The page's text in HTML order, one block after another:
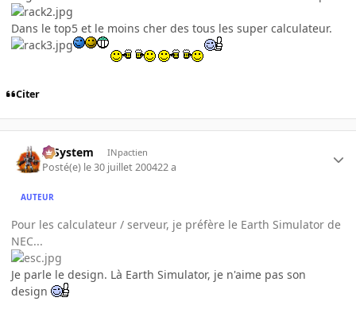
Dans le top5 et le moins cher des tous les super calculateur.
Citer
X-System INpactien
Posté(e) le 30 juillet 200422 a
AUTEUR
Pour les calculateur / serveur, je préfère le Earth Simulator de
NEC...
Je parle le design. Là Earth Simulator, je n'aime pas son
design